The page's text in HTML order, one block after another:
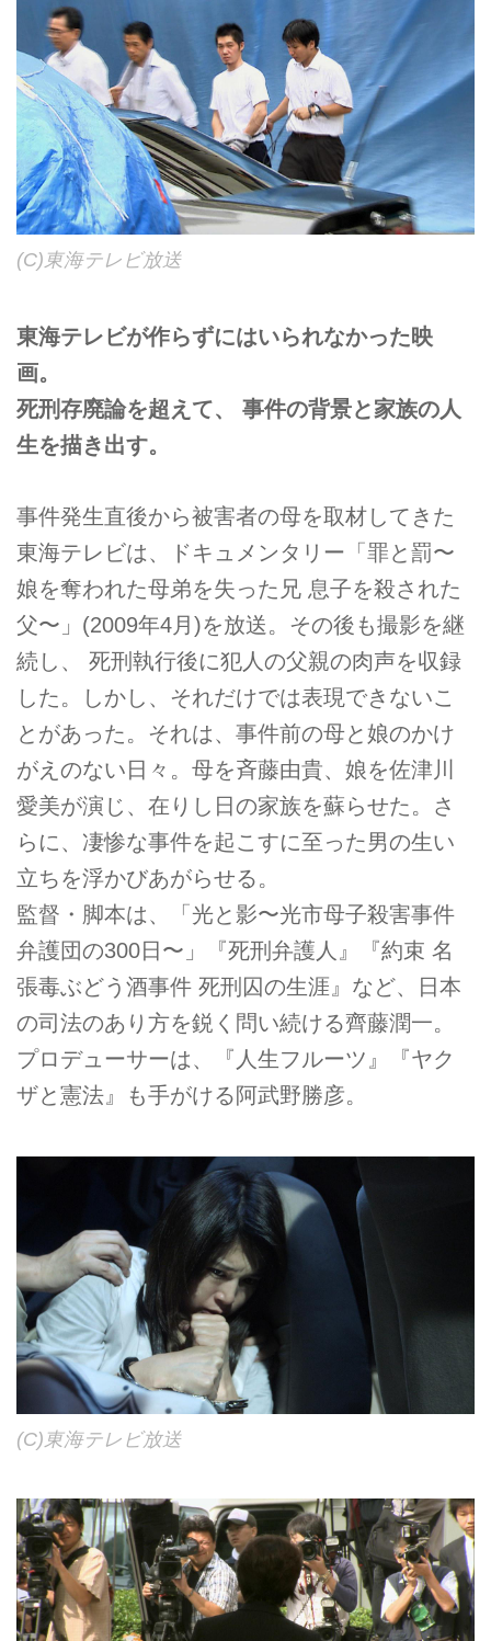
(C)東海テレビ放送
東海テレビが作らずにはいられなかった映
画。
死刑存廃論を超えて、 事件の背景と家族の人
生を描き出す。
事件発生直後から被害者の母を取材してきた
東海テレビは、ドキュメンタリー「罪と罰〜
娘を奪われた母弟を失った兄 息子を殺された
父〜」(2009年4月)を放送。その後も撮影を継
続し、 死刑執行後に犯人の父親の肉声を収録
した。しかし、それだけでは表現できないこ
とがあった。それは、事件前の母と娘のかけ
がえのない日々。母を斉藤由貴、娘を佐津川
愛美が演じ、在りし日の家族を蘇らせた。さ
らに、凄惨な事件を起こすに至った男の生い
立ちを浮かびあがらせる。
監督・脚本は、「光と影〜光市母子殺害事件
弁護団の300日〜」『死刑弁護人』『約束 名
張毒ぶどう酒事件 死刑囚の生涯』など、日本
の司法のあり方を鋭く問い続ける齊藤潤一。
プロデューサーは、『人生フルーツ』『ヤク
ザと憲法』も手がける阿武野勝彦。
(C)東海テレビ放送